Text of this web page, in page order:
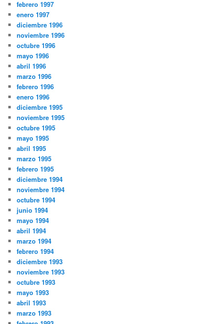
febrero 1997
enero 1997
diciembre 1996
noviembre 1996
octubre 1996
mayo 1996
abril 1996
marzo 1996
febrero 1996
enero 1996
diciembre 1995
noviembre 1995
octubre 1995
mayo 1995
abril 1995
marzo 1995
febrero 1995
diciembre 1994
noviembre 1994
octubre 1994
junio 1994
mayo 1994
abril 1994
marzo 1994
febrero 1994
diciembre 1993
noviembre 1993
octubre 1993
mayo 1993
abril 1993
marzo 1993